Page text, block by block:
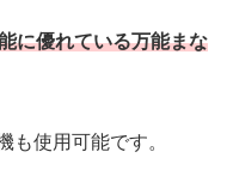
に優れている万能まな
使用可能です。